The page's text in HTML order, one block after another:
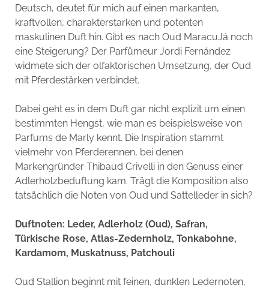
Deutsch, deutet für mich auf einen markanten,
kraftvollen, charakterstarken und potenten
maskulinen Duft hin. Gibt es nach Oud MaracuJá noch
eine Steigerung? Der Parfümeur Jordi Fernández
widmete sich der olfaktorischen Umsetzung, der Oud
mit Pferdestärken verbindet.
Dabei geht es in dem Duft gar nicht explizit um einen
bestimmten Hengst, wie man es beispielsweise von
Parfums de Marly kennt. Die Inspiration stammt
vielmehr von Pferderennen, bei denen
Markengründer Thibaud Crivelli in den Genuss einer
Adlerholzbeduftung kam. Trägt die Komposition also
tatsächlich die Noten von Oud und Sattelleder in sich?
Duftnoten: Leder, Adlerholz (Oud), Safran,
Türkische Rose, Atlas-Zedernholz, Tonkabohne,
Kardamom, Muskatnuss, Patchouli
Oud Stallion beginnt mit feinen, dunklen Ledernoten,